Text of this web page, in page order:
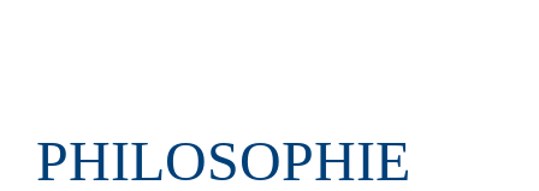
PHILOSOPHIE